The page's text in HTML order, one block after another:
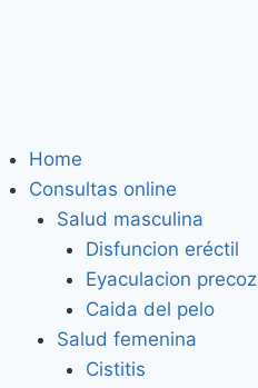
Home
Consultas online
Salud masculina
Disfuncion eréctil
Eyaculacion precoz
Caida del pelo
Salud femenina
Cistitis